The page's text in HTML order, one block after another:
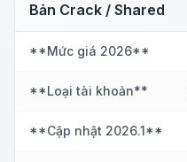
Bản Crack / Shared
**Mức giá 2026**
**Loại tài khoản**
**Cập nhật 2026.1**